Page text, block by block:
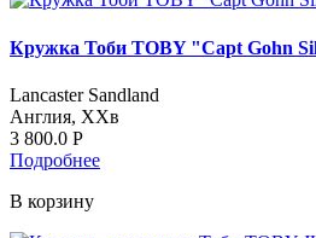
Кружка Тоби TOBY "Capt Gohn
Lancaster Sandland
Англия, ХХв
3 800.0 Р
Подробнее
В корзину